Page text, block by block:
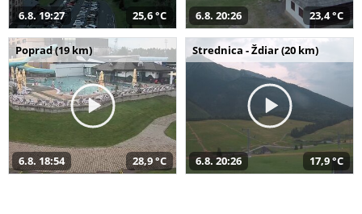
6.8. 19:27 25,6 °C 6.8. 20:26 23,4 °C
Poprad (19 km)
6.8. 18:54 28,9 °C
Strednica - Ždiar (20 km)
6.8. 20:26 17,9 °C